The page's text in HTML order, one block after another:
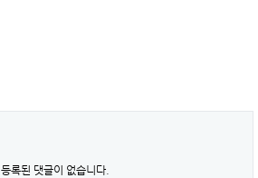
등록된 댓글이 없습니다.